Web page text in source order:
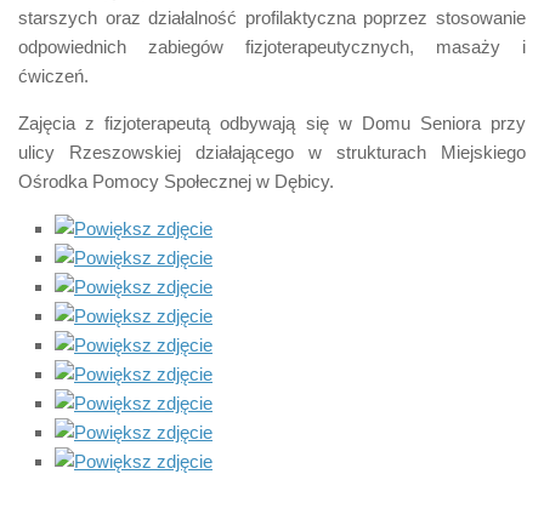
starszych oraz działalność profilaktyczna poprzez stosowanie
odpowiednich zabiegów fizjoterapeutycznych, masaży i
ćwiczeń.
Zajęcia z fizjoterapeutą odbywają się w Domu Seniora przy
ulicy Rzeszowskiej działającego w strukturach Miejskiego
Ośrodka Pomocy Społecznej w Dębicy.